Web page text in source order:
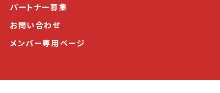
パートナー募集
お問い合わせ
メンバー専用ページ